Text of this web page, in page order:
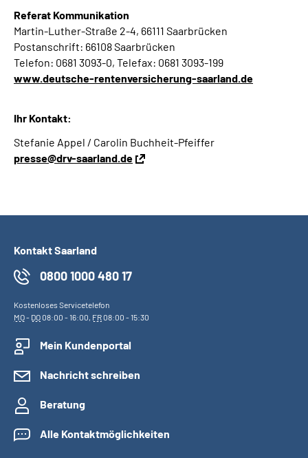
Referat Kommunikation
Martin-Luther-Straße 2-4, 66111 Saarbrücken
Postanschrift: 66108 Saarbrücken
Telefon: 0681 3093-0, Telefax: 0681 3093-199
www.deutsche-rentenversicherung-saarland.de
Ihr Kontakt:
Stefanie Appel / Carolin Buchheit-Pfeiffer
presse@drv-saarland.de
Kontakt Saarland
0800 1000 480 17
Kostenloses Servicetelefon
MO- DO08:00 - 16:00, FR08:00 - 15:30
Mein Kundenportal
Nachricht schreiben
Beratung
Alle Kontaktmöglichkeiten